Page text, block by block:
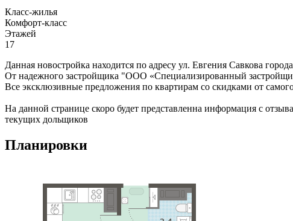
Класс-жилья
Комфорт-класс
Этажей
17
Данная новостройка находится по адресу ул. Евгения Савкова города
От надежного застройщика "ООО «Специализированный
Все эксклюзивные предложения по квартирам со скидками от
На данной странице скоро будет представленна информация с
текущих дольщиков
Планировки